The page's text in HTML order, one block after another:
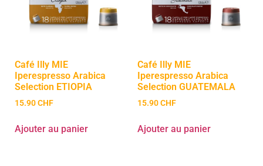
Café Illy MIE
Iperespresso Arabica
Selection ETIOPIA
15.90CHF
Ajouter au panier
Café Illy MIE
Iperespresso Arabica
Selection GUATEMALA
15.90CHF
Ajouter au panier